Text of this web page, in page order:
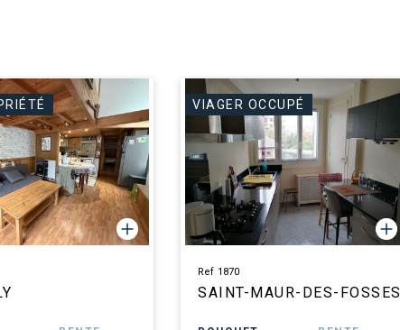
VIAGER OCCUPÉ
Ref 1870
SAINT-MAUR-DES-FOSSES